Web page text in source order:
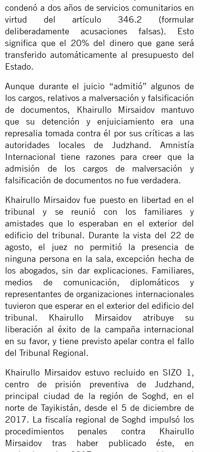
condenó a dos años de servicios comunitarios en
virtud del artículo 346.2 (formular
deliberadamente acusaciones falsas). Esto
significa que el 20% del dinero que gane será
transferido automáticamente al presupuesto del
Estado.
Aunque durante el juicio “admitió” algunos de
los cargos, relativos a malversación y falsificación
de documentos, Khairullo Mirsaidov mantuvo
que su detención y enjuiciamiento era una
represalia tomada contra él por sus críticas a las
autoridades locales de Judzhand. Amnistía
Internacional tiene razones para creer que la
admisión de los cargos de malversación y
falsificación de documentos no fue verdadera.
Khairullo Mirsaidov fue puesto en libertad en el
tribunal y se reunió con los familiares y
amistades que lo esperaban en el exterior del
edificio del tribunal. Durante la vista del 22 de
agosto, el juez no permitió la presencia de
ninguna persona en la sala, excepción hecha de
los abogados, sin dar explicaciones. Familiares,
medios de comunicación, diplomáticos y
representantes de organizaciones internacionales
tuvieron que esperar en el exterior del edificio del
tribunal. Khairullo Mirsaidov atribuye su
liberación al éxito de la campaña internacional
en su favor, y tiene previsto apelar contra el fallo
del Tribunal Regional.
Khairullo Mirsaidov estuvo recluido en SIZO 1,
centro de prisión preventiva de Judzhand,
principal ciudad de la región de Soghd, en el
norte de Tayikistán, desde el 5 de diciembre de
2017. La fiscalía regional de Soghd impulsó los
procedimientos penales contra Khairullo
Mirsaidov tras haber publicado éste, en